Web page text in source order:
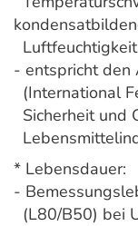
- entspricht den
(International
Sicherheit und
* Lebensdauer:
-
(L80/B50) bei